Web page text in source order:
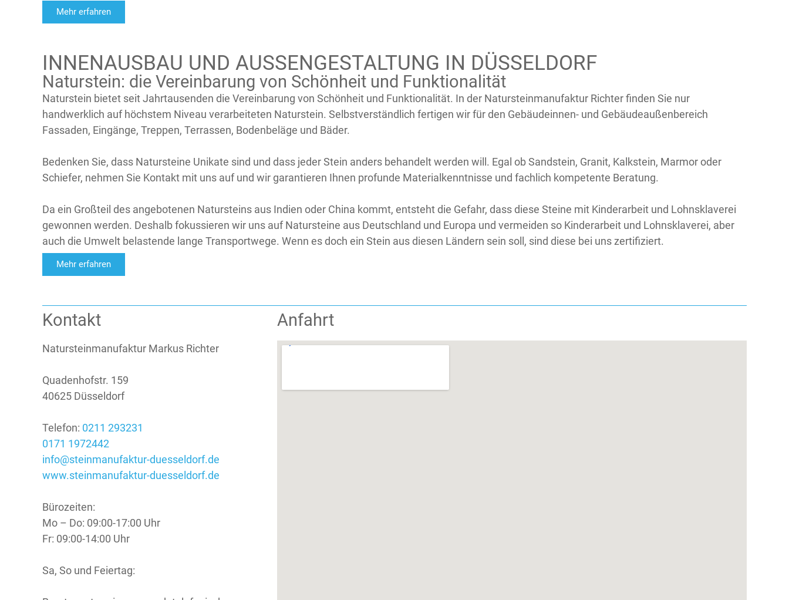
Mehr erfahren
INNENAUSBAU UND AUSSENGESTALTUNG IN DÜSSELDORF
Naturstein: die Vereinbarung von Schönheit und Funktionalität
Naturstein bietet seit Jahrtausenden die Vereinbarung von Schönheit und Funktionalität. In der Natursteinmanufaktur Richter finden Sie nur
handwerklich auf höchstem Niveau verarbeiteten Naturstein. Selbstverständlich fertigen wir für den Gebäudeinnen- und Gebäudeaußenbereich
Fassaden, Eingänge, Treppen, Terrassen, Bodenbeläge und Bäder.
Bedenken Sie, dass Natursteine Unikate sind und dass jeder Stein anders behandelt werden will. Egal ob Sandstein, Granit, Kalkstein, Marmor oder
Schiefer, nehmen Sie Kontakt mit uns auf und wir garantieren Ihnen profunde Materialkenntnisse und fachlich kompetente Beratung.
Da ein Großteil des angebotenen Natursteins aus Indien oder China kommt, entsteht die Gefahr, dass diese Steine mit Kinderarbeit und Lohnsklaverei
gewonnen werden. Deshalb fokussieren wir uns auf Natursteine aus Deutschland und Europa und vermeiden so Kinderarbeit und Lohnsklaverei, aber
auch die Umwelt belastende lange Transportwege. Wenn es doch ein Stein aus diesen Ländern sein soll, sind diese bei uns zertifiziert.
Mehr erfahren
Kontakt
Natursteinmanufaktur Markus Richter
Quadenhofstr. 159
40625 Düsseldorf
Telefon: 0211 293231
0171 1972442
info@steinmanufaktur-duesseldorf.de
www.steinmanufaktur-duesseldorf.de
Bürozeiten:
Mo – Do: 09:00-17:00 Uhr
Fr: 09:00-14:00 Uhr
Sa, So und Feiertag:
Anfahrt